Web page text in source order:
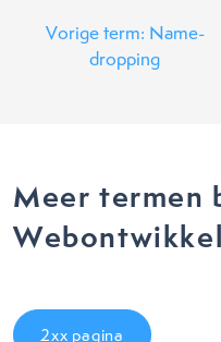
Vorige term: Name-
dropping
Meer termen
2xx pagina